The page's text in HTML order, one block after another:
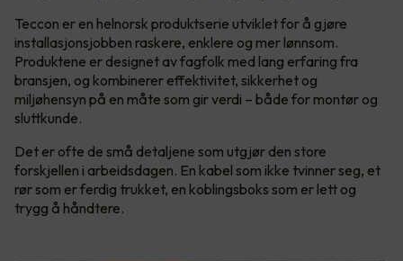
Teccon er en helnorsk produktserie utviklet for å gjøre
installasjonsjobben raskere, enklere og mer lønnsom.
Produktene er designet av fagfolk med lang erfaring fra
bransjen, og kombinerer effektivitet, sikkerhet og
miljøhensyn på en måte som gir verdi – både for montør og
sluttkunde.
Det er ofte de små detaljene som utgjør den store
forskjellen i arbeidsdagen. En kabel som ikke tvinner seg, et
rør som er ferdig trukket, en koblingsboks som er lett og
trygg å håndtere.